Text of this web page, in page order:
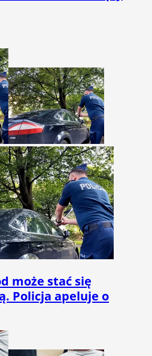
może stać się
Policja apeluje o